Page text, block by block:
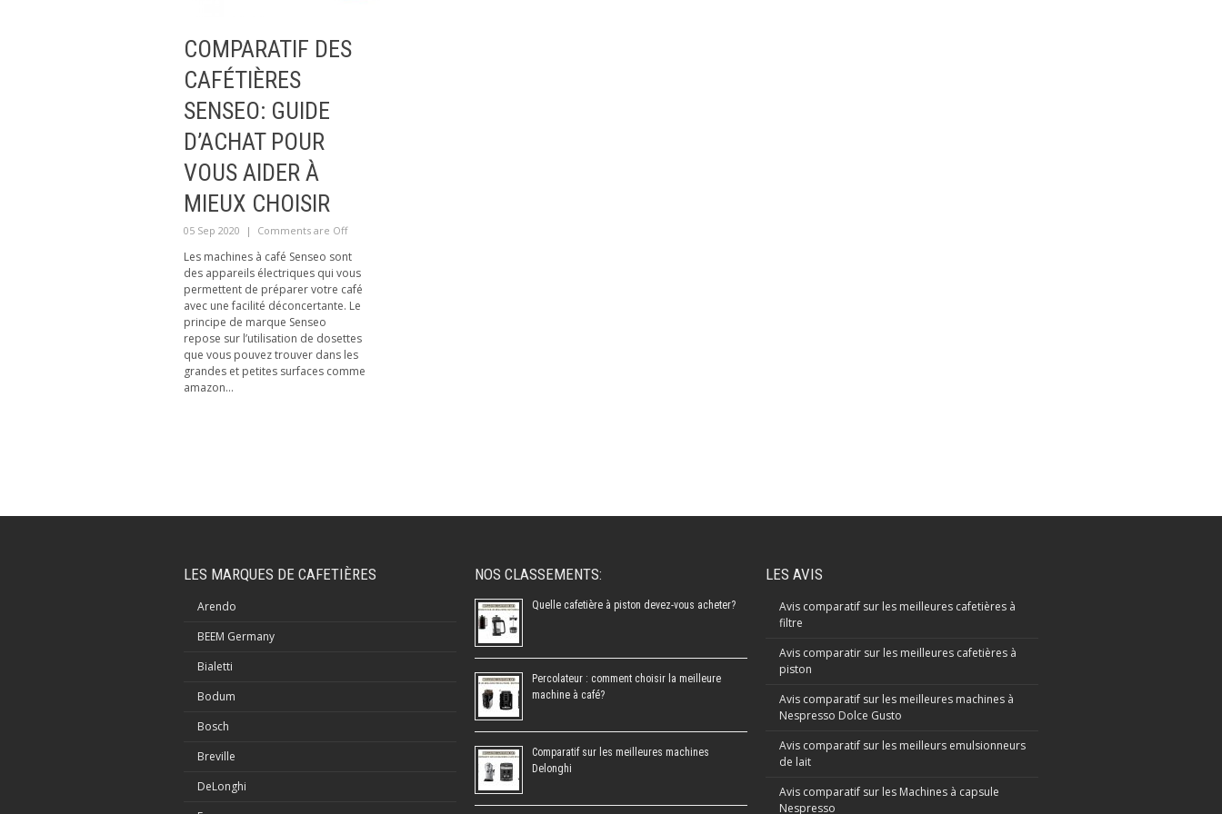
COMPARATIF DES
CAFÉTIÈRES
SENSEO: GUIDE
D’ACHAT POUR
VOUS AIDER À
MIEUX CHOISIR
05 Sep 2020 | Comments are Off
Les machines à café Senseo sont
des appareils électriques qui vous
permettent de préparer votre café
avec une facilité déconcertante. Le
principe de marque Senseo
repose sur l’utilisation de dosettes
que vous pouvez trouver dans les
grandes et petites surfaces comme
amazon...
LES MARQUES DE CAFETIÈRES
Arendo
BEEM Germany
Bialetti
Bodum
Bosch
Breville
DeLonghi
NOS CLASSEMENTS:
Quelle cafetière à piston devez-vous acheter?
Percolateur : comment choisir la meilleure
machine à café?
Comparatif sur les meilleures machines
Delonghi
LES AVIS
Avis comparatif sur les meilleures cafetières à
filtre
Avis comparatir sur les meilleures cafetières à
piston
Avis comparatif sur les meilleures machines à
Nespresso Dolce Gusto
Avis comparatif sur les meilleurs emulsionneurs
de lait
Avis comparatif sur les Machines à capsule
Nespresso